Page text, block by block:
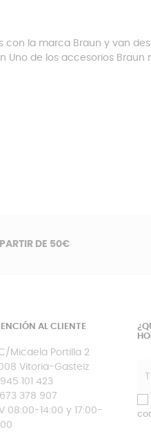
la marca Braun y van
Uno de los accesorios
DE 50€
AL CLIENTE
Micaela Portilla 2
Vitoria-Gasteiz
945 101 423
673 378 907
08:00-14:00 y 17:00-